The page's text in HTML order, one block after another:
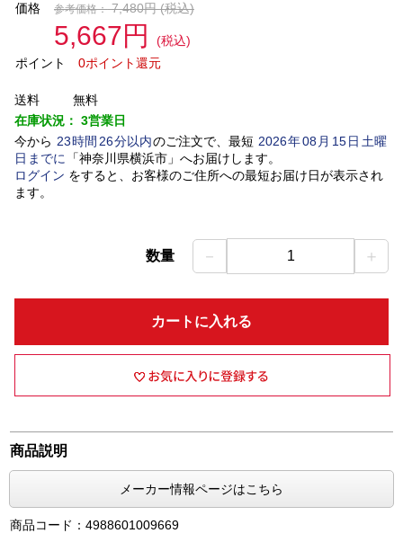
価格 参考価格： 7,480円(税込)
5,667円
(税込)
ポイント
0ポイント還元
送料
無料
在庫状況： 3営業日
今から 23時間 26分以内のご注文で、最短 2026年08 月 15日土曜
日 までに 「神奈川県横浜市」 へお届けします。
ログイン をすると、お客様のご住所への最短お届け日が表示され
ます。
数量 － 1 ＋
カートに入れる
商品説明
メーカー情報ページはこちら
商品コード：4988601009669